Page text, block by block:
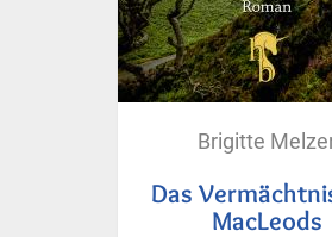
Brigitte
Das
MacLeods